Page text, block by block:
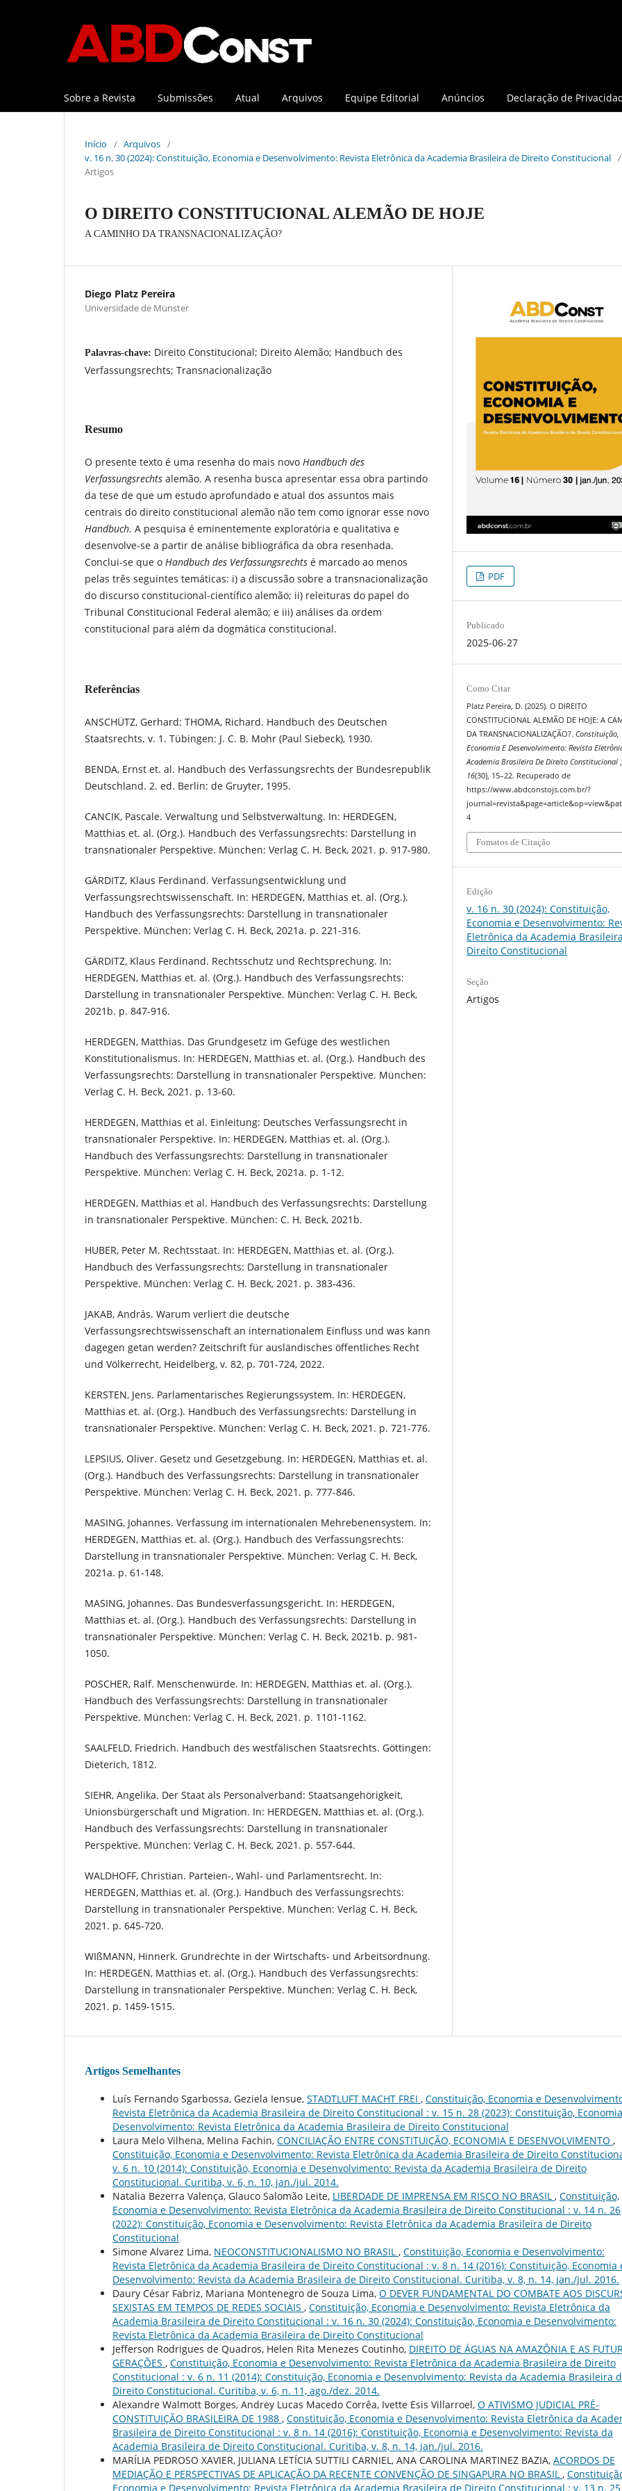
Sobre a Revista Submissões Atual Arquivos Equipe Editorial Anúncios Declaração de
Início / Arquivos /
v. 16 n. 30 (2024): Constituição, Economia e Desenvolvimento: Revista Eletrônica da Academia Brasileira de Direito Constitucional /
Artigos
O DIREITO CONSTITUCIONAL ALEMÃO DE HOJE
A CAMINHO DA TRANSNACIONALIZAÇÃO?
Diego Platz Pereira
Universidade de Münster
Palavras-chave: Direito Constitucional; Direito Alemão; Handbuch des
Verfassungsrechts; Transnacionalização
Resumo
O presente texto é uma resenha do mais novo Handbuch des
Verfassungsrechts alemão. A resenha busca apresentar essa obra partindo
da tese de que um estudo aprofundado e atual dos assuntos mais
centrais do direito constitucional alemão não tem como ignorar esse novo
Handbuch. A pesquisa é eminentemente exploratória e qualitativa e
desenvolve-se a partir de análise bibliográfica da obra resenhada.
Conclui-se que o Handbuch des Verfassungsrechts é marcado ao menos
pelas três seguintes temáticas: i) a discussão sobre a transnacionalização
do discurso constitucional-científico alemão; ii) releituras do papel do
Tribunal Constitucional Federal alemão; e iii) análises da ordem
constitucional para além da dogmática constitucional.
Referências
ANSCHÜTZ, Gerhard; THOMA, Richard. Handbuch des Deutschen
Staatsrechts. v. 1. Tübingen: J. C. B. Mohr (Paul Siebeck), 1930.
BENDA, Ernst et. al. Handbuch des Verfassungsrechts der Bundesrepublik
Deutschland. 2. ed. Berlin: de Gruyter, 1995.
CANCIK, Pascale. Verwaltung und Selbstverwaltung. In: HERDEGEN,
Matthias et. al. (Org.). Handbuch des Verfassungsrechts: Darstellung in
transnationaler Perspektive. München: Verlag C. H. Beck, 2021. p. 917-980.
GÄRDITZ, Klaus Ferdinand. Verfassungsentwicklung und
Verfassungsrechtswissenschaft. In: HERDEGEN, Matthias et. al. (Org.).
Handbuch des Verfassungsrechts: Darstellung in transnationaler
Perspektive. München: Verlag C. H. Beck, 2021a. p. 221-316.
GÄRDITZ, Klaus Ferdinand. Rechtsschutz und Rechtsprechung. In:
HERDEGEN, Matthias et. al. (Org.). Handbuch des Verfassungsrechts:
Darstellung in transnationaler Perspektive. München: Verlag C. H. Beck,
2021b. p. 847-916.
HERDEGEN, Matthias. Das Grundgesetz im Gefüge des westlichen
Konstitutionalismus. In: HERDEGEN, Matthias et. al. (Org.). Handbuch des
Verfassungsrechts: Darstellung in transnationaler Perspektive. München:
Verlag C. H. Beck, 2021. p. 13-60.
HERDEGEN, Matthias et al. Einleitung: Deutsches Verfassungsrecht in
transnationaler Perspektive. In: HERDEGEN, Matthias et. al. (Org.).
Handbuch des Verfassungsrechts: Darstellung in transnationaler
Perspektive. München: Verlag C. H. Beck, 2021a. p. 1-12.
HERDEGEN, Matthias et al. Handbuch des Verfassungsrechts: Darstellung
in transnationaler Perspektive. München: C. H. Beck, 2021b.
HUBER, Peter M. Rechtsstaat. In: HERDEGEN, Matthias et. al. (Org.).
Handbuch des Verfassungsrechts: Darstellung in transnationaler
Perspektive. München: Verlag C. H. Beck, 2021. p. 383-436.
JAKAB, András. Warum verliert die deutsche
Verfassungsrechtswissenschaft an internationalem Einfluss und was kann
dagegen getan werden? Zeitschrift für ausländisches öffentliches Recht
und Völkerrecht, Heidelberg, v. 82, p. 701-724, 2022.
KERSTEN, Jens. Parlamentarisches Regierungssystem. In: HERDEGEN,
Matthias et. al. (Org.). Handbuch des Verfassungsrechts: Darstellung in
transnationaler Perspektive. München: Verlag C. H. Beck, 2021. p. 721-776.
LEPSIUS, Oliver. Gesetz und Gesetzgebung. In: HERDEGEN, Matthias et. al.
(Org.). Handbuch des Verfassungsrechts: Darstellung in transnationaler
Perspektive. München: Verlag C. H. Beck, 2021. p. 777-846.
MASING, Johannes. Verfassung im internationalen Mehrebenensystem. In:
HERDEGEN, Matthias et. al. (Org.). Handbuch des Verfassungsrechts:
Darstellung in transnationaler Perspektive. München: Verlag C. H. Beck,
2021a. p. 61-148.
MASING, Johannes. Das Bundesverfassungsgericht. In: HERDEGEN,
Matthias et. al. (Org.). Handbuch des Verfassungsrechts: Darstellung in
transnationaler Perspektive. München: Verlag C. H. Beck, 2021b. p. 981-
1050.
POSCHER, Ralf. Menschenwürde. In: HERDEGEN, Matthias et. al. (Org.).
Handbuch des Verfassungsrechts: Darstellung in transnationaler
Perspektive. München: Verlag C. H. Beck, 2021. p. 1101-1162.
SAALFELD, Friedrich. Handbuch des westfälischen Staatsrechts. Göttingen:
Dieterich, 1812.
SIEHR, Angelika. Der Staat als Personalverband: Staatsangehörigkeit,
Unionsbürgerschaft und Migration. In: HERDEGEN, Matthias et. al. (Org.).
Handbuch des Verfassungsrechts: Darstellung in transnationaler
Perspektive. München: Verlag C. H. Beck, 2021. p. 557-644.
WALDHOFF, Christian. Parteien-, Wahl- und Parlamentsrecht. In:
HERDEGEN, Matthias et. al. (Org.). Handbuch des Verfassungsrechts:
Darstellung in transnationaler Perspektive. München: Verlag C. H. Beck,
2021. p. 645-720.
WIßMANN, Hinnerk. Grundrechte in der Wirtschafts- und Arbeitsordnung.
In: HERDEGEN, Matthias et. al. (Org.). Handbuch des Verfassungsrechts:
Darstellung in transnationaler Perspektive. München: Verlag C. H. Beck,
2021. p. 1459-1515.
PDF
Publicado
2025-06-27
Como Citar
Platz Pereira, D. (2025). O DIREITO
CONSTITUCIONAL ALEMÃO DE HOJE: A
DA TRANSNACIONALIZAÇÃO?.Constituição,
Economia E Desenvolvimento: Revista
Academia Brasileira De Direito Constitucional,
16(30), 15–22. Recuperado de
https://www.abdconstojs.com.br/?
4
Fomatos de Citação
Edição
v. 16 n. 30 (2024): Constituição,
Economia e Desenvolvimento:
Eletrônica da Academia
Direito Constitucional
Seção
Artigos
Artigos Semelhantes
Luís Fernando Sgarbossa, Geziela Iensue, STADTLUFT MACHT FREI , Constituição, Economia e
Revista Eletrônica da Academia Brasileira de Direito Constitucional : v. 15 n. 28 (2023): Constituição,
Desenvolvimento: Revista Eletrônica da Academia Brasileira de Direito Constitucional
Laura Melo Vilhena, Melina Fachin, CONCILIAÇÃO ENTRE CONSTITUIÇÃO, ECONOMIA E DESENVOLVIMENTO ,
Constituição, Economia e Desenvolvimento: Revista Eletrônica da Academia Brasileira de Direito
v. 6 n. 10 (2014): Constituição, Economia e Desenvolvimento: Revista da Academia Brasileira de Direito
Constitucional. Curitiba, v. 6, n. 10, jan./jul. 2014.
Natalia Bezerra Valença, Glauco Salomão Leite, LIBERDADE DE IMPRENSA EM RISCO NO BRASIL , Constituição,
Economia e Desenvolvimento: Revista Eletrônica da Academia Brasileira de Direito Constitucional : v. 14 n. 26
(2022): Constituição, Economia e Desenvolvimento: Revista Eletrônica da Academia Brasileira de Direito
Constitucional
Simone Alvarez Lima, NEOCONSTITUCIONALISMO NO BRASIL , Constituição, Economia e Desenvolvimento:
Revista Eletrônica da Academia Brasileira de Direito Constitucional : v. 8 n. 14 (2016): Constituição, Economia
Desenvolvimento: Revista da Academia Brasileira de Direito Constitucional. Curitiba, v. 8, n. 14, jan./jul. 2016.
Daury César Fabriz, Mariana Montenegro de Souza Lima, O DEVER FUNDAMENTAL DO COMBATE AOS
SEXISTAS EM TEMPOS DE REDES SOCIAIS , Constituição, Economia e Desenvolvimento: Revista Eletrônica da
Academia Brasileira de Direito Constitucional : v. 16 n. 30 (2024): Constituição, Economia e Desenvolvimento:
Revista Eletrônica da Academia Brasileira de Direito Constitucional
Jefferson Rodrigues de Quadros, Helen Rita Menezes Coutinho, DIREITO DE ÁGUAS NA AMAZÔNIA E AS
GERAÇÕES , Constituição, Economia e Desenvolvimento: Revista Eletrônica da Academia Brasileira de Direito
Constitucional : v. 6 n. 11 (2014): Constituição, Economia e Desenvolvimento: Revista da Academia Brasileira
Direito Constitucional. Curitiba, v. 6, n. 11, ago./dez. 2014.
Alexandre Walmott Borges, Andrey Lucas Macedo Corrêa, Ivette Esis Villarroel, O ATIVISMO JUDICIAL PRÉ-
CONSTITUIÇÃO BRASILEIRA DE 1988 , Constituição, Economia e Desenvolvimento: Revista Eletrônica da
Brasileira de Direito Constitucional : v. 8 n. 14 (2016): Constituição, Economia e Desenvolvimento: Revista da
Academia Brasileira de Direito Constitucional. Curitiba, v. 8, n. 14, jan./jul. 2016.
MARÍLIA PEDROSO XAVIER, JULIANA LETÍCIA SUTTILI CARNIEL, ANA CAROLINA MARTINEZ BAZIA, ACORDOS DE
MEDIAÇÃO E PERSPECTIVAS DE APLICAÇÃO DA RECENTE CONVENÇÃO DE SINGAPURA NO BRASIL ,
Economia e Desenvolvimento: Revista Eletrônica da Academia Brasileira de Direito Constitucional : v. 13 n. 25